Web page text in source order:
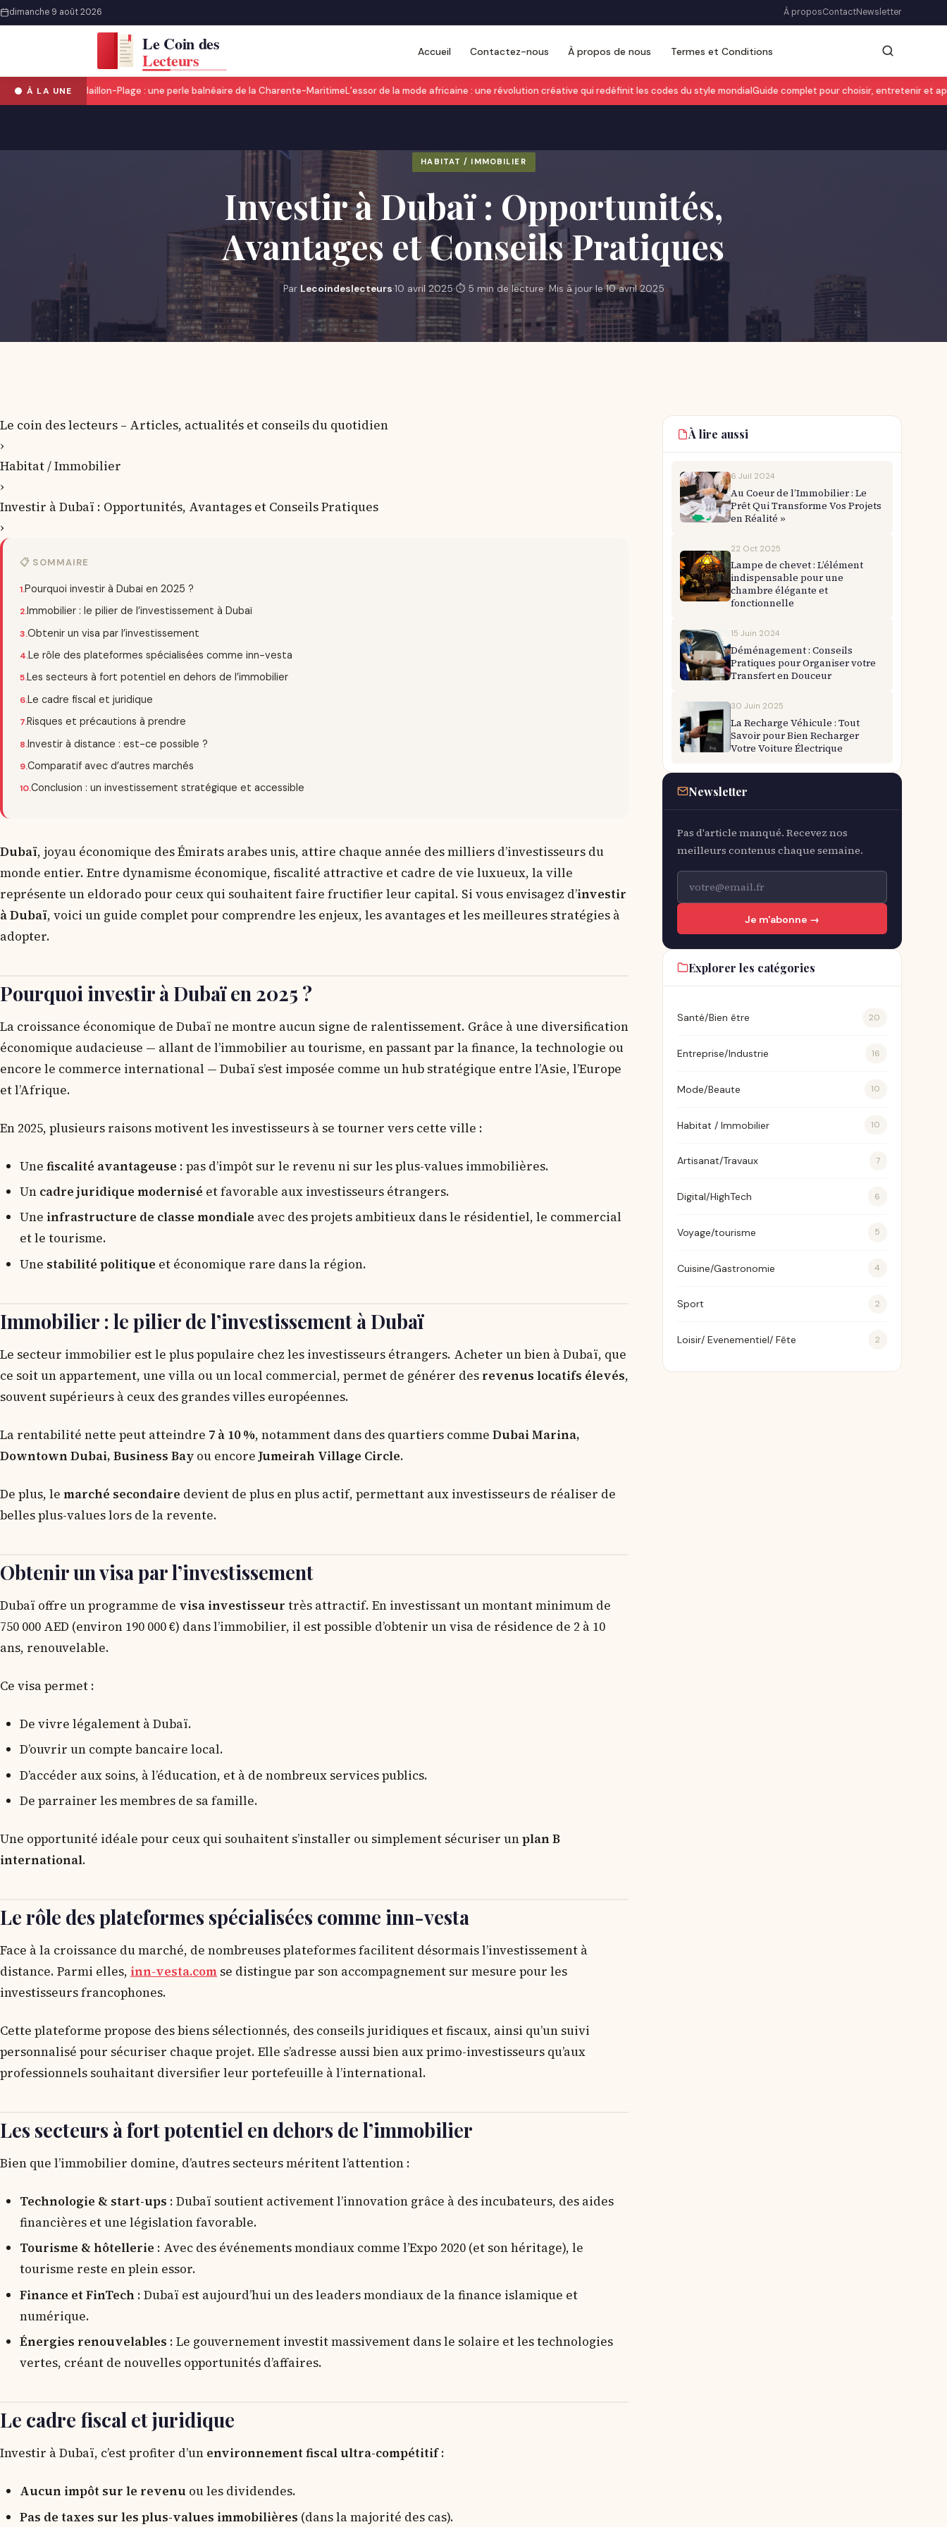
dimanche 9 août 2026 À proposContactNewsletter
Accueil Contactez-nous À propos de nous Termes et Conditions
À LA UNE
Châtelaillon-Plage : une perle balnéaire de la Charente-MaritimeL’essor de la mode africaine : une révolution créative qui redéfinit les codes du style mondialGuide complet pour choisir, entretenir et
HABITAT / IMMOBILIER
Investir à Dubaï : Opportunités,
Avantages et Conseils Pratiques
Par Lecoindeslecteurs·10 avril 2025·⏱ 5 min de lecture· Mis à jour le 10 avril 2025
Le coin des lecteurs – Articles, actualités et conseils du quotidien
›
Habitat / Immobilier
›
Investir à Dubaï : Opportunités, Avantages et Conseils Pratiques
›
📋 SOMMAIRE
Pourquoi investir à Dubaï en 2025 ?
Immobilier : le pilier de l’investissement à Dubaï
Obtenir un visa par l’investissement
Le rôle des plateformes spécialisées comme inn-vesta
Les secteurs à fort potentiel en dehors de l’immobilier
Le cadre fiscal et juridique
Risques et précautions à prendre
Investir à distance : est-ce possible ?
Comparatif avec d’autres marchés
Conclusion : un investissement stratégique et accessible
Dubaï, joyau économique des Émirats arabes unis, attire chaque année des milliers d’investisseurs du
monde entier. Entre dynamisme économique, fiscalité attractive et cadre de vie luxueux, la ville
représente un eldorado pour ceux qui souhaitent faire fructifier leur capital. Si vous envisagez d’investir
à Dubaï, voici un guide complet pour comprendre les enjeux, les avantages et les meilleures stratégies à
adopter.
Pourquoi investir à Dubaï en 2025 ?
La croissance économique de Dubaï ne montre aucun signe de ralentissement. Grâce à une diversification
économique audacieuse — allant de l’immobilier au tourisme, en passant par la finance, la technologie ou
encore le commerce international — Dubaï s’est imposée comme un hub stratégique entre l’Asie, l’Europe
et l’Afrique.
En 2025, plusieurs raisons motivent les investisseurs à se tourner vers cette ville :
Une fiscalité avantageuse : pas d’impôt sur le revenu ni sur les plus-values immobilières.
Un cadre juridique modernisé et favorable aux investisseurs étrangers.
Une infrastructure de classe mondiale avec des projets ambitieux dans le résidentiel, le commercial
et le tourisme.
Une stabilité politique et économique rare dans la région.
Immobilier : le pilier de l’investissement à Dubaï
Le secteur immobilier est le plus populaire chez les investisseurs étrangers. Acheter un bien à Dubaï, que
ce soit un appartement, une villa ou un local commercial, permet de générer des revenus locatifs élevés,
souvent supérieurs à ceux des grandes villes européennes.
La rentabilité nette peut atteindre 7 à 10 %, notamment dans des quartiers comme Dubai Marina,
Downtown Dubai, Business Bay ou encoreJumeirah Village Circle.
De plus, le marché secondaire devient de plus en plus actif, permettant aux investisseurs de réaliser de
belles plus-values lors de la revente.
Obtenir un visa par l’investissement
Dubaï offre un programme de visa investisseur très attractif. En investissant un montant minimum de
750 000 AED (environ 190 000 €) dans l’immobilier, il est possible d’obtenir un visa de résidence de 2 à 10
ans, renouvelable.
Ce visa permet :
De vivre légalement à Dubaï.
D’ouvrir un compte bancaire local.
D’accéder aux soins, à l’éducation, et à de nombreux services publics.
De parrainer les membres de sa famille.
Une opportunité idéale pour ceux qui souhaitent s’installer ou simplement sécuriser unplan B
international.
Le rôle des plateformes spécialisées comme inn-vesta
Face à la croissance du marché, de nombreuses plateformes facilitent désormais l’investissement à
distance. Parmi elles, inn-vesta.com se distingue par son accompagnement sur mesure pour les
investisseurs francophones.
Cette plateforme propose des biens sélectionnés, des conseils juridiques et fiscaux, ainsi qu’un suivi
personnalisé pour sécuriser chaque projet. Elle s’adresse aussi bien aux primo-investisseurs qu’aux
professionnels souhaitant diversifier leur portefeuille à l’international.
Les secteurs à fort potentiel en dehors de l’immobilier
Bien que l’immobilier domine, d’autres secteurs méritent l’attention :
Technologie & start-ups : Dubaï soutient activement l’innovation grâce à des incubateurs, des aides
financières et une législation favorable.
Tourisme & hôtellerie : Avec des événements mondiaux comme l’Expo 2020 (et son héritage), le
tourisme reste en plein essor.
Finance et FinTech : Dubaï est aujourd’hui un des leaders mondiaux de la finance islamique et
numérique.
Énergies renouvelables : Le gouvernement investit massivement dans le solaire et les technologies
vertes, créant de nouvelles opportunités d’affaires.
Le cadre fiscal et juridique
Investir à Dubaï, c’est profiter d’un environnement fiscal ultra-compétitif:
Aucun impôt sur le revenu ou les dividendes.
Pas de taxes sur les plus-values immobilières (dans la majorité des cas).
À lire aussi
6 Juil 2024
Au Coeur de l’Immobilier : Le
Prêt Qui Transforme Vos Projets
en Réalité »
22 Oct 2025
Lampe de chevet : L’élément
indispensable pour une
chambre élégante et
fonctionnelle
15 Juin 2024
Déménagement : Conseils
Pratiques pour Organiser votre
Transfert en Douceur
30 Juin 2025
La Recharge Véhicule : Tout
Savoir pour Bien Recharger
Votre Voiture Électrique
Newsletter
Pas d'article manqué. Recevez nos
meilleurs contenus chaque semaine.
Je m'abonne →
Explorer les catégories
Santé/Bien être 20
Entreprise/Industrie 16
Mode/Beaute 10
Habitat / Immobilier 10
Artisanat/Travaux 7
Digital/HighTech 6
Voyage/tourisme 5
Cuisine/Gastronomie 4
Sport 2
Loisir/ Evenementiel/ Fête 2